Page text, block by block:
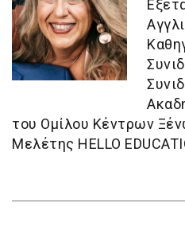
του Ομίλου Κέντρων
Μελέτης HELLO